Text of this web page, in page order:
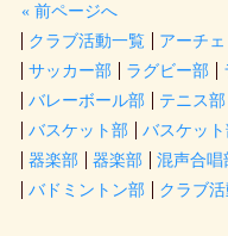
« 前ページへ
クラブ活動一覧
アーチ
サッカー部
ラグビー部
バレーボール部
テニス部
バスケット部
バスケッ
器楽部
器楽部 混声合唱
バドミントン部
クラブ